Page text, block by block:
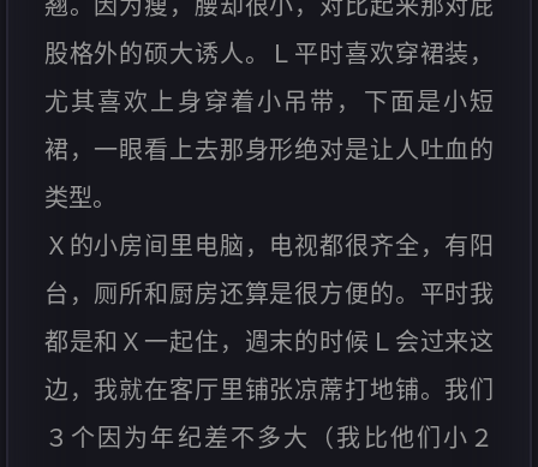
股格外的硕大诱人。Ｌ平时喜欢穿裙装，
尤其喜欢上身穿着小吊带，下面是小短
裙，一眼看上去那身形绝对是让人吐血的
类型。
Ｘ的小房间里电脑，电视都很齐全，有阳
台，厕所和厨房还算是很方便的。平时我
都是和Ｘ一起住，週末的时候Ｌ会过来这
边，我就在客厅里铺张凉蓆打地铺。我们
３个因为年纪差不多大（我比他们小２